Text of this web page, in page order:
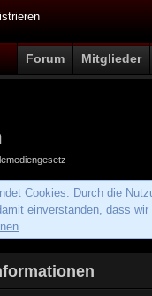
Forum Mitglieder
Cookies. Durch die
einverstanden, dass